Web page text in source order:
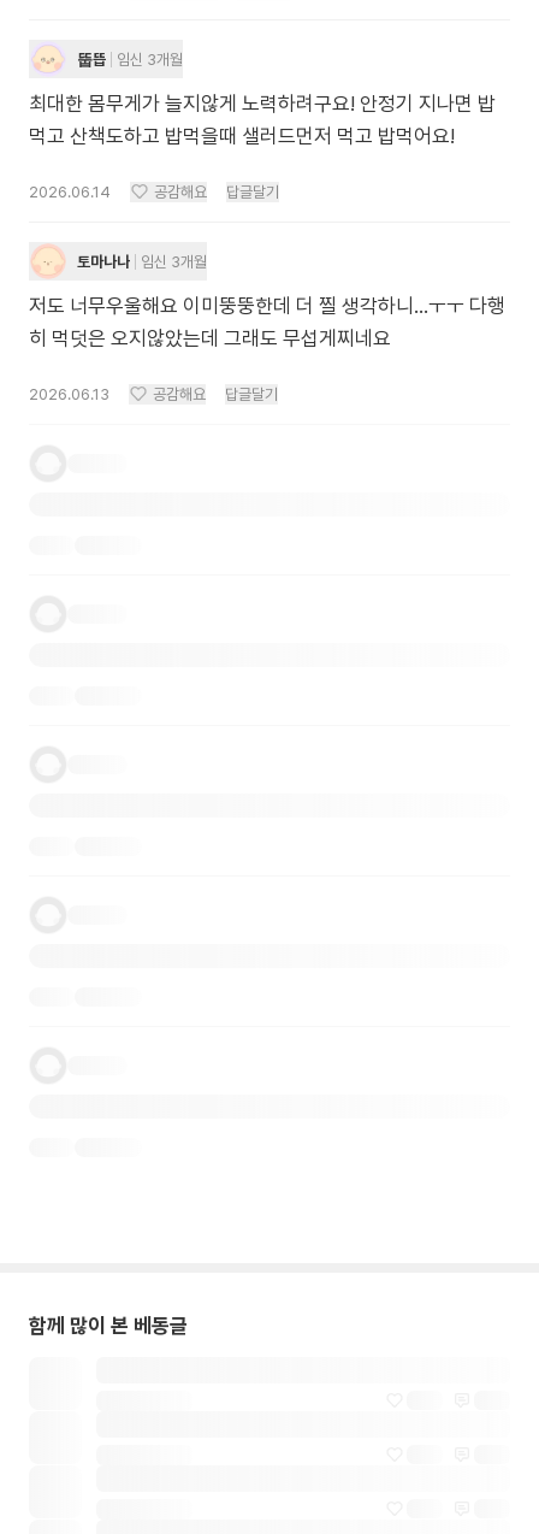
뚭뜹 임신 3개월
최대한 몸무게가 늘지않게 노력하려구요! 안정기 지나면 밥
먹고 산책도하고 밥먹을때 샐러드먼저 먹고 밥먹어요!
2026.06.14 공감해요 답글달기
토마나나 임신 3개월
저도 너무우울해요 이미뚱뚱한데 더 찔 생각하니…ㅜㅜ 다행
히 먹덧은 오지않았는데 그래도 무섭게찌네요
2026.06.13 공감해요 답글달기
함께 많이 본 베동글